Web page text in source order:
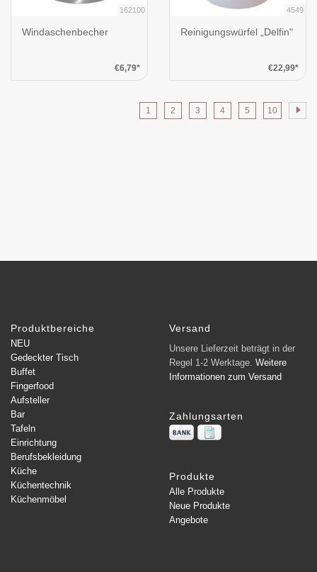
162100
Windaschenbecher
€6,79*
4549
Reinigungswürfel „Delfin"
€22,99*
1 2 3 4 5 10
Produktbereiche
NEU
Gedeckter Tisch
Buffet
Fingerfood
Aufsteller
Bar
Tafeln
Einrichtung
Berufsbekleidung
Küche
Küchentechnik
Küchenmöbel
Versand
Unsere Lieferzeit beträgt in der
Regel 1-2 Werktage. Weitere
Informationen zum Versand
Zahlungsarten
Produkte
Alle Produkte
Neue Produkte
Angebote